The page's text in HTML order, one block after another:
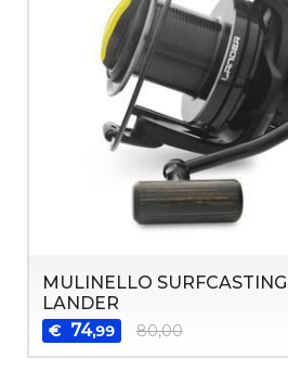
MULINELLO
LANDER
€ 74,99 80,00